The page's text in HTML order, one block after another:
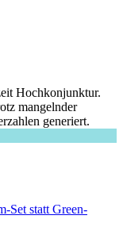
Hochkonjunktur.
mangelnder
generiert.
Set statt Green-